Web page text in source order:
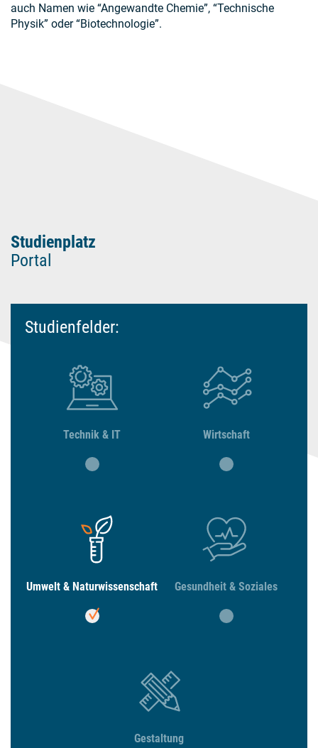
auch Namen wie “Angewandte Chemie”, “Technische
Physik” oder “Biotechnologie”.
Studienplatz
Portal
Studienfelder:
Technik & IT Wirtschaft
Umwelt & Naturwissenschaft Gesundheit & Soziales
Gestaltung